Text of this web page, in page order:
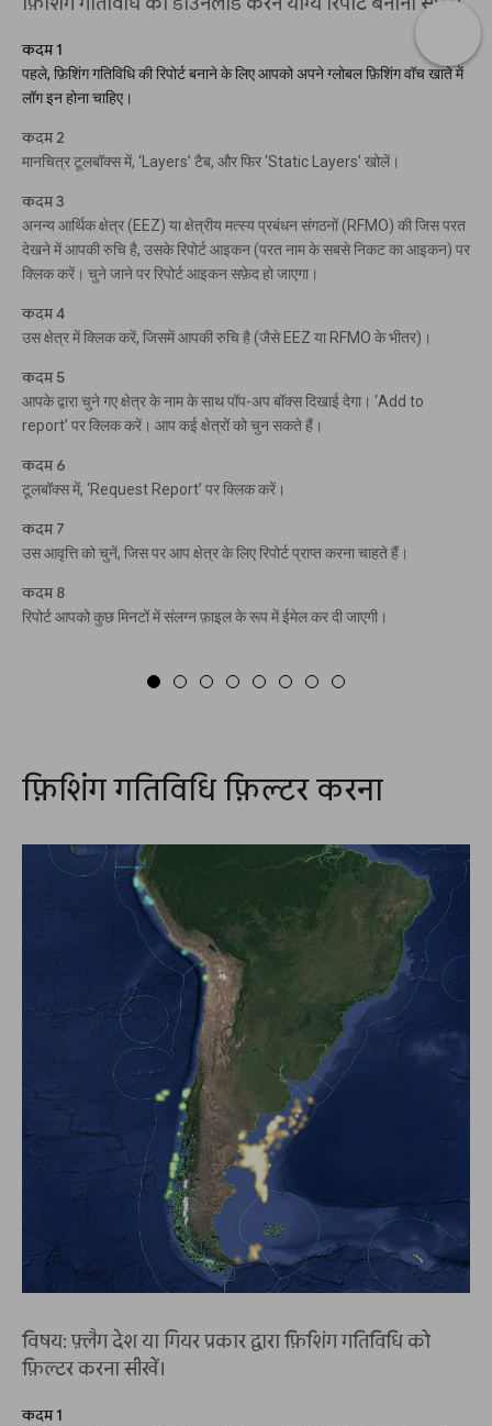
कदम 1
पहले, फ़िशिंग गतिविधि की रिपोर्ट बनाने के लिए आपको अपने ग्लोबल फ़िशिंग वॉच खाते में
लॉग इन होना चाहिए।
कदम 2
मानचित्र टूलबॉक्स में, ‘Layers’ टैब, और फिर ‘Static Layers’ खोलें।
कदम 3
अनन्य आर्थिक क्षेत्र (EEZ) या क्षेत्रीय मत्स्य प्रबंधन संगठनों (RFMO) की जिस परत
देखने में आपकी रुचि है, उसके रिपोर्ट आइकन (परत नाम के सबसे निकट का आइकन) पर
क्लिक करें। चुने जाने पर रिपोर्ट आइकन सफ़ेद हो जाएगा।
कदम 4
उस क्षेत्र में क्लिक करें, जिसमें आपकी रुचि है (जैसे EEZ या RFMO के भीतर)।
कदम 5
आपके द्वारा चुने गए क्षेत्र के नाम के साथ पॉप-अप बॉक्स दिखाई देगा। ‘Add to
report’ पर क्लिक करें। आप कई क्षेत्रों को चुन सकते हैं।
कदम 6
टूलबॉक्स में, ‘Request Report’ पर क्लिक करें।
कदम 7
उस आवृत्ति को चुनें, जिस पर आप क्षेत्र के लिए रिपोर्ट प्राप्त करना चाहते हैं।
कदम 8
रिपोर्ट आपको कुछ मिनटों में संलग्न फ़ाइल के रूप में ईमेल कर दी जाएगी।
फ़िशिंग गतिविधि फ़िल्टर करना
विषय: फ़्लैग देश या गियर प्रकार द्वारा फ़िशिंग गतिविधि को
फ़िल्टर करना सीखें।
कदम 1